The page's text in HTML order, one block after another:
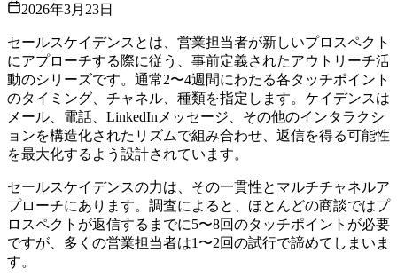
2026年3月23日
セールスケイデンスとは、営業担当者が新しいプロスペクト
にアプローチする際に従う、事前定義されたアウトリーチ活
動のシリーズです。通常2〜4週間にわたる各タッチポイント
のタイミング、チャネル、種類を指定します。ケイデンスは
メール、電話、LinkedInメッセージ、その他のインタラクシ
ョンを構造化されたリズムで組み合わせ、返信を得る可能性
を最大化するよう設計されています。
セールスケイデンスの力は、その一貫性とマルチチャネルア
プローチにあります。調査によると、ほとんどの商談ではプ
ロスペクトが返信するまでに5〜8回のタッチポイントが必要
ですが、多くの営業担当者は1〜2回の試行で諦めてしまいま
す。